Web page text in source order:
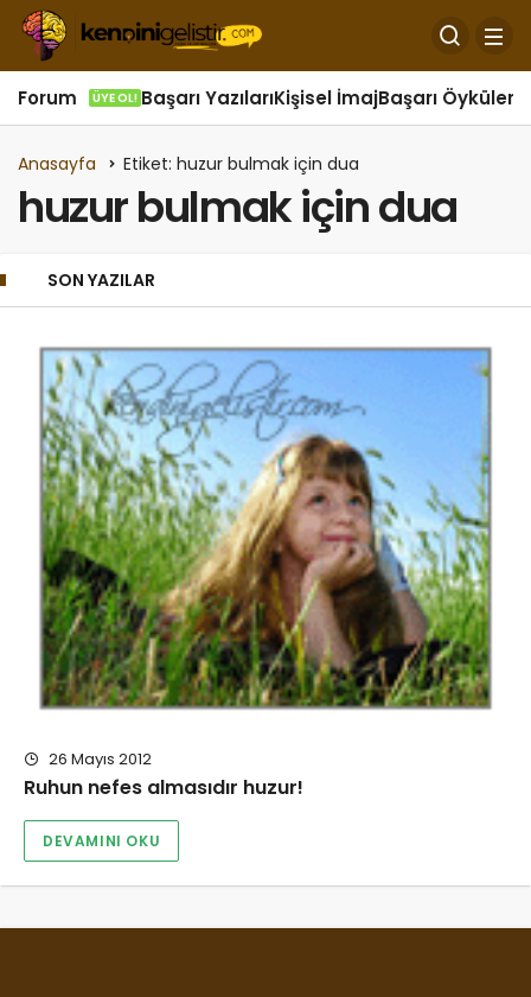
Forum ÜYE OL! Başarı YazılarıKişisel İmajBaşarı Öyküleri
Anasayfa Etiket: huzur bulmak için dua
huzur bulmak için dua
SON YAZILAR
26 Mayıs 2012
Ruhun nefes almasıdır huzur!
DEVAMINI OKU